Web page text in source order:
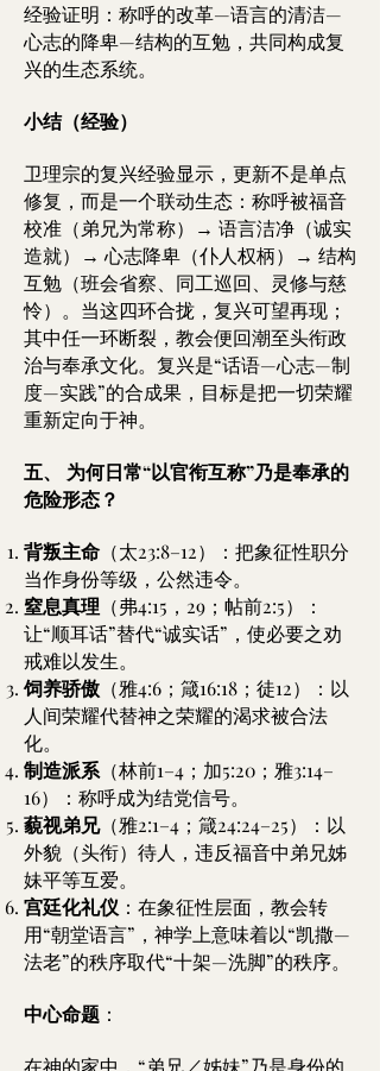
经验证明：称呼的改革—语言的清洁—
心志的降卑—结构的互勉，共同构成复
兴的生态系统。
小结（经验）
卫理宗的复兴经验显示，更新不是单点
修复，而是一个联动生态：称呼被福音
校准（弟兄为常称）→ 语言洁净（诚实
造就）→ 心志降卑（仆人权柄）→ 结构
互勉（班会省察、同工巡回、灵修与慈
怜）。当这四环合拢，复兴可望再现；
其中任一环断裂，教会便回潮至头衔政
治与奉承文化。复兴是“话语—心志—制
度—实践”的合成果，目标是把一切荣耀
重新定向于神。
五、 为何日常“以官衔互称”乃是奉承的
危险形态？
背叛主命 （太23:8–12）：把象征性职分
当作身份等级，公然违令。
窒息真理 （弗4:15，29；帖前2:5）：
让“顺耳话”替代“诚实话”，使必要之劝
戒难以发生。
饲养骄傲 （雅4:6；箴16:18；徒12）：以
人间荣耀代替神之荣耀的渴求被合法
化。
制造派系 （林前1–4；加5:20；雅3:14–
16）：称呼成为结党信号。
藐视弟兄（雅2:1–4；箴24:24–25）：以
外貌（头衔）待人，违反福音中弟兄姊
妹平等互爱。
宫廷化礼仪 ：在象征性层面，教会转
用“朝堂语言”，神学上意味着以“凯撒—
法老”的秩序取代“十架—洗脚”的秩序。
中心命题 ：
在神的家中，“弟兄／姊妹”乃是身份的